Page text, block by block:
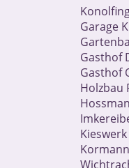
Garage
Gasthof
Gasthof
Holzbau